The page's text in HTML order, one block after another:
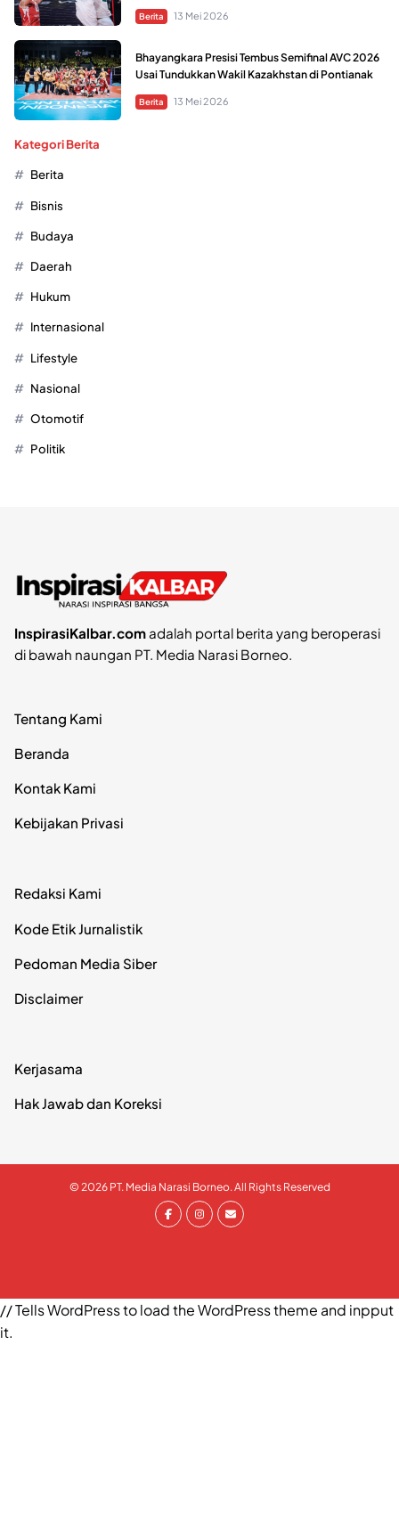
Berita 13 Mei 2026
Bhayangkara Presisi Tembus Semifinal AVC 2026
Usai Tundukkan Wakil Kazakhstan di Pontianak
Berita 13 Mei 2026
Kategori Berita
Berita
Bisnis
Budaya
Daerah
Hukum
Internasional
Lifestyle
Nasional
Otomotif
Politik
InspirasiKalbar.comadalah portal berita yang beroperasi
di bawah naungan PT. Media Narasi Borneo.
Tentang Kami
Beranda
Kontak Kami
Kebijakan Privasi
Redaksi Kami
Kode Etik Jurnalistik
Pedoman Media Siber
Disclaimer
Kerjasama
Hak Jawab dan Koreksi
© 2026 PT. Media Narasi Borneo. All Rights Reserved
// Tells WordPress to load the WordPress theme and inpput
it.